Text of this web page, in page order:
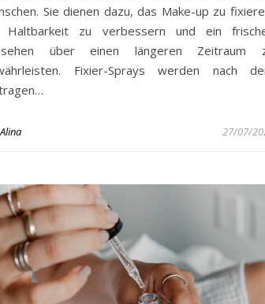
Sie dienen dazu, das Make-up zu
Haltbarkeit zu verbessern und ein
über einen längeren Zeitraum
Fixier-Sprays werden nach
Alina 27/07/